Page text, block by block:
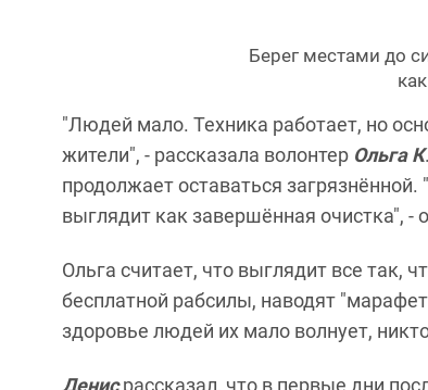
Берег местами до
"Людей мало. Техника работает, но
жители", - рассказала волонтер Ольга К
продолжает оставаться
выглядит как завершённая очистка", -
Ольга считает, что выглядит все так,
бесплатной рабсилы, наводят
здоровье людей их мало волнует,
Денисрассказал, что в первые дни